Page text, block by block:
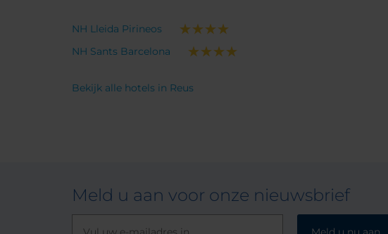
NH Lleida Pirineos
NH Sants Barcelona
Bekijk alle hotels in Reus
Meld u aan voor onze nieuwsbrief